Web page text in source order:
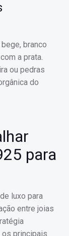
branco
a prata.
ou pedras
do
para
luxo para
entre joias
os principais